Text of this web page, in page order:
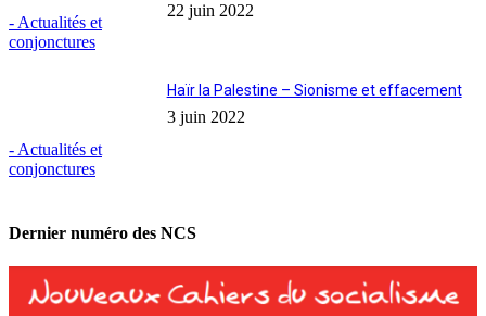
- Actualités et
conjonctures
22 juin 2022
- Actualités et
conjonctures
Haïr la Palestine – Sionisme et effacement
3 juin 2022
Dernier numéro des NCS